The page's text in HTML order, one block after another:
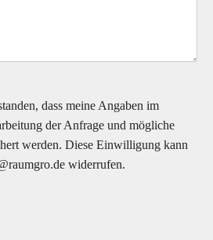
dass meine Angaben im
der Anfrage und mögliche
werden. Diese Einwilligung kann
widerrufen.